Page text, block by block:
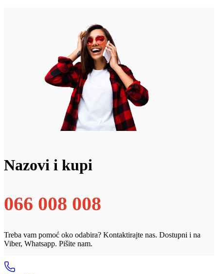
Nazovi i kupi
066 008 008
Treba vam pomoć oko odabira? Kontaktirajte nas. Dostupni i na
Viber, Whatsapp. Pišite nam.